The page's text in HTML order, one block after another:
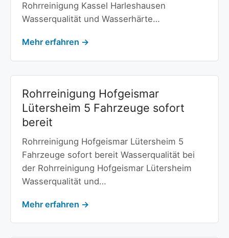
Rohrreinigung Kassel Harleshausen
Wasserqualität und Wasserhärte…
Mehr erfahren →
Rohrreinigung Hofgeismar
Lütersheim 5 Fahrzeuge sofort
bereit
Rohrreinigung Hofgeismar Lütersheim 5
Fahrzeuge sofort bereit Wasserqualität bei
der Rohrreinigung Hofgeismar Lütersheim
Wasserqualität und…
Mehr erfahren →